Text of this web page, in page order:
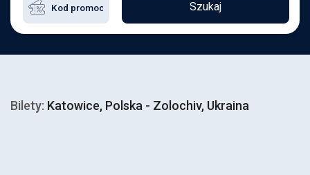
Szukaj
Bilety: Katowice, Polska - Zolochiv, Ukraina